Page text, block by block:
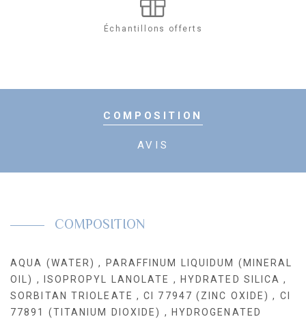
Échantillons offerts
COMPOSITION
AVIS
COMPOSITION
AQUA (WATER) , PARAFFINUM LIQUIDUM (MINERAL
OIL) , ISOPROPYL LANOLATE , HYDRATED SILICA ,
SORBITAN TRIOLEATE , CI 77947 (ZINC OXIDE) , CI
77891 (TITANIUM DIOXIDE) , HYDROGENATED